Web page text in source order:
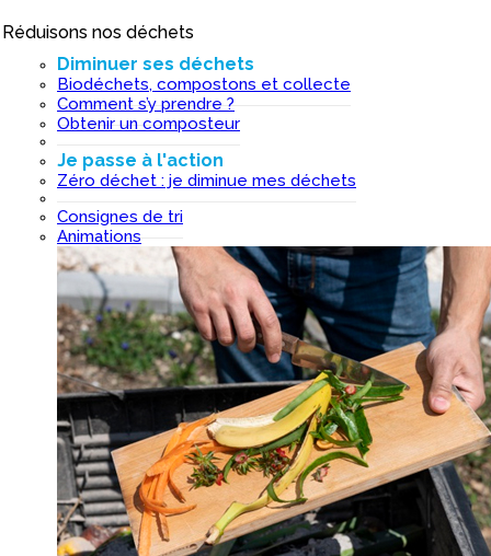
Réduisons nos déchets
Diminuer ses déchets
Biodéchets, compostons et collecte
Comment s’y prendre ?
Obtenir un composteur
Je passe à l'action
Zéro déchet : je diminue mes déchets
Consignes de tri
Animations